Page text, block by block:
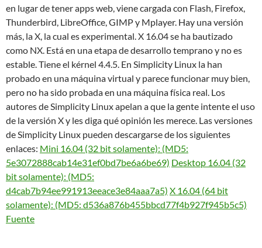
en lugar de tener apps web, viene cargada con Flash, Firefox,
Thunderbird, LibreOffice, GIMP y Mplayer. Hay una versión
más, la X, la cual es experimental. X 16.04 se ha bautizado
como NX. Está en una etapa de desarrollo temprano y no es
estable. Tiene el kérnel 4.4.5. En Simplicity Linux la han
probado en una máquina virtual y parece funcionar muy bien,
pero no ha sido probada en una máquina física real. Los
autores de Simplicity Linux apelan a que la gente intente el uso
de la versión X y les diga qué opinión les merece. Las versiones
de Simplicity Linux pueden descargarse de los siguientes
enlaces: Mini 16.04 (32 bit solamente): (MD5:
5e3072888cab14e31ef0bd7be6a6be69) Desktop 16.04 (32
bit solamente): (MD5:
d4cab7b94ee991913eeace3e84aaa7a5) X 16.04 (64 bit
solamente): (MD5: d536a876b455bbcd77f4b927f945b5c5)
Fuente